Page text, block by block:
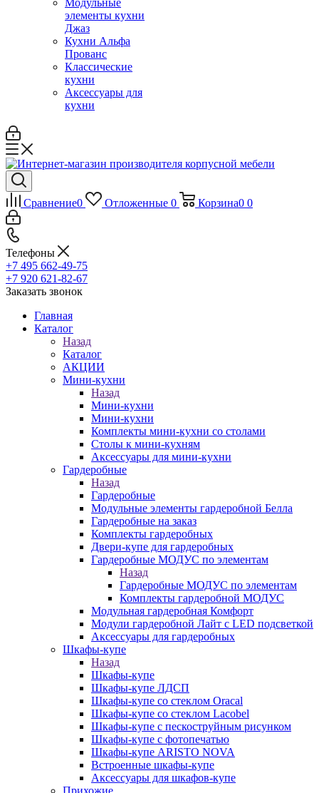
Модульные
элементы кухни
Джаз
Кухни Альфа
Прованс
Классические
кухни
Аксессуары для
кухни
Сравнение0 Отложенные 0 Корзина0 0
Телефоны
+7 495 662-49-75
+7 920 621-82-67
Заказать звонок
Главная
Каталог
Назад
Каталог
АКЦИИ
Мини-кухни
Назад
Мини-кухни
Мини-кухни
Комплекты мини-кухни со столами
Столы к мини-кухням
Аксессуары для мини-кухни
Гардеробные
Назад
Гардеробные
Модульные элементы гардеробной Белла
Гардеробные на заказ
Комплекты гардеробных
Двери-купе для гардеробных
Гардеробные МОДУС по элементам
Назад
Гардеробные МОДУС по элементам
Комплекты гардеробной МОДУС
Модульная гардеробная Комфорт
Модули гардеробной Лайт с LED подсветкой
Аксессуары для гардеробных
Шкафы-купе
Назад
Шкафы-купе
Шкафы-купе ЛДСП
Шкафы-купе со стеклом Oracal
Шкафы-купе со стеклом Lacobel
Шкафы-купе с пескоструйным рисунком
Шкафы-купе с фотопечатью
Шкафы-купе ARISTO NOVA
Встроенные шкафы-купе
Аксессуары для шкафов-купе
Прихожие